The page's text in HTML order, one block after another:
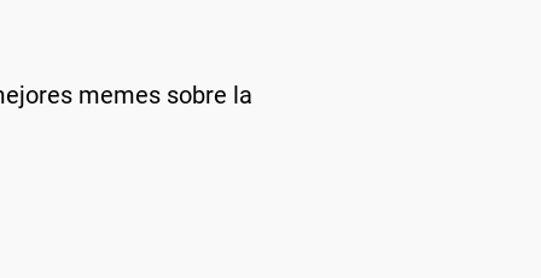
memes sobre la